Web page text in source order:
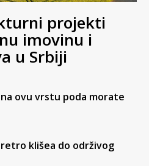
projekti
imovinu i
u Srbiji
ovu vrstu poda morate
klišea do održivog